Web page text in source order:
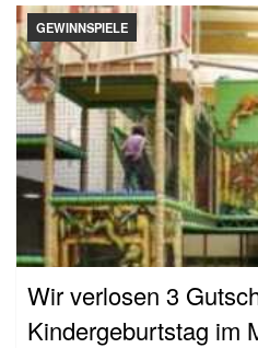
GEWINNSPIELE
Wir verlosen 3
Kindergeburtstag im